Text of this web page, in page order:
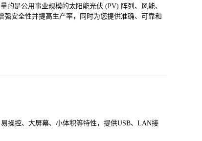
的是公用事业规模的太阳能光伏 (PV) 阵列、风能、
强安全性并提高生产率，同时为您提供准确、可靠和
操控、大屏幕、小体积等特性，提供USB、LAN接